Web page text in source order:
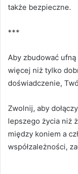
także bezpieczne.
***
Aby zbudować
więcej niż tylko
doświadczenie,
Zwolnij, aby
lepszego życia niż
między koniem a
współzależności,